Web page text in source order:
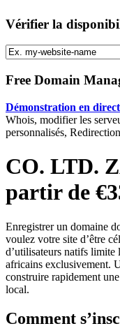
Vérifier la
Free Domain
Démonstration en direct
Whois, modifier les
personnalisés,
CO. LTD.
partir de
Enregistrer un domaine
voulez votre site d’être
d’utilisateurs natifs limite
africains exclusivement.
construire rapidement
local.
Comment